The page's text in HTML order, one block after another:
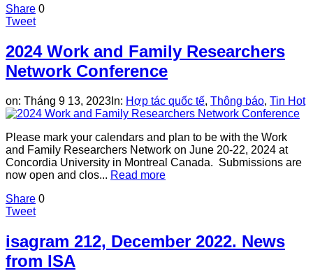
Share 0
Tweet
2024 Work and Family Researchers
Network Conference
on: Tháng 9 13, 2023 In: Hợp tác quốc tế, Thông báo, Tin Hot
Please mark your calendars and plan to be with the Work
and Family Researchers Network on June 20-22, 2024 at
Concordia University in Montreal Canada. Submissions are
now open and clos... Read more
Share 0
Tweet
isagram 212, December 2022. News
from ISA